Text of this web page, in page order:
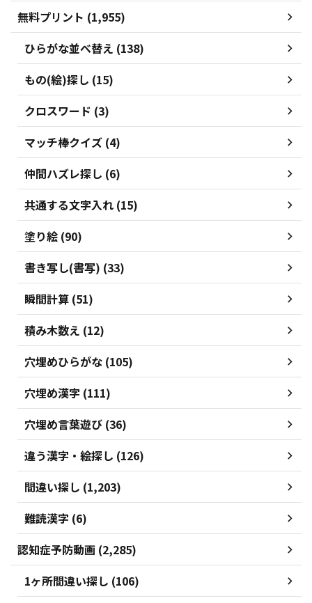
無料プリント (1,955)
ひらがな並べ替え (138)
もの(絵)探し (15)
クロスワード (3)
マッチ棒クイズ (4)
仲間ハズレ探し (6)
共通する文字入れ (15)
塗り絵 (90)
書き写し(書写) (33)
瞬間計算 (51)
積み木数え (12)
穴埋めひらがな (105)
穴埋め漢字 (111)
穴埋め言葉遊び (36)
違う漢字・絵探し (126)
間違い探し (1,203)
難読漢字 (6)
認知症予防動画 (2,285)
1ヶ所間違い探し (106)